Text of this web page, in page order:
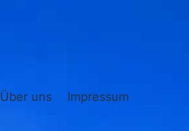
Über uns Impressum